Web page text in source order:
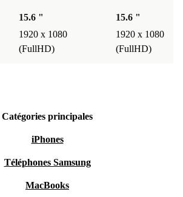
15.6 "
1920 x 1080
(FullHD)
15.6 "
1920 x 1080
(FullHD)
Catégories principales
iPhones
Téléphones Samsung
MacBooks